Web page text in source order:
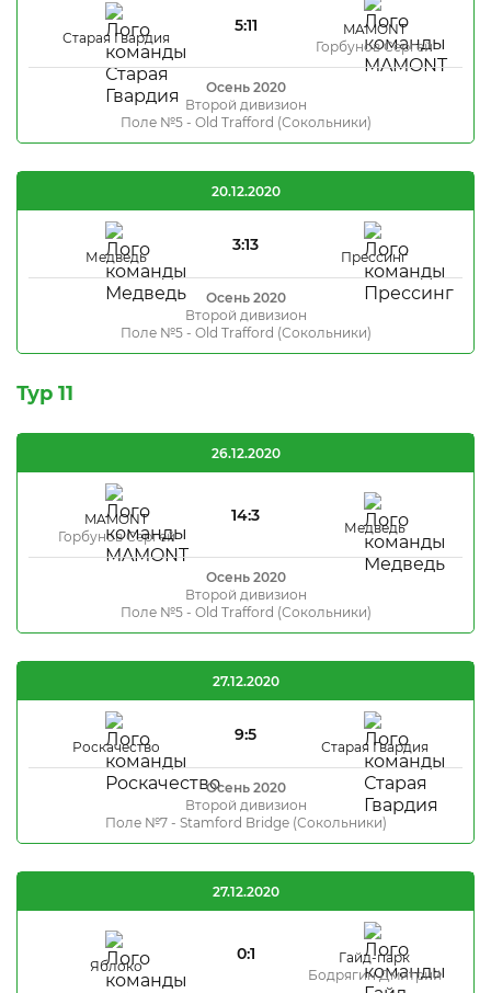
Старая Гвардия
5:11
MAMONT
Горбунов Сергей
Осень 2020
Второй дивизион
Поле №5 - Old Trafford (Сокольники)
Медведь
3:13
Прессинг
20.12.2020
Осень 2020
Второй дивизион
Поле №5 - Old Trafford (Сокольники)
Тур 11
MAMONT
Горбунов Сергей
14:3
Медведь
26.12.2020
Осень 2020
Второй дивизион
Поле №5 - Old Trafford (Сокольники)
Роскачество
9:5
Старая Гвардия
27.12.2020
Осень 2020
Второй дивизион
Поле №7 - Stamford Bridge (Сокольники)
Яблоко
0:1
Гайд-парк
Бодрягин Дмитрий
27.12.2020